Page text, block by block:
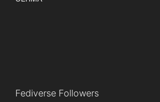
Fediverse Followers